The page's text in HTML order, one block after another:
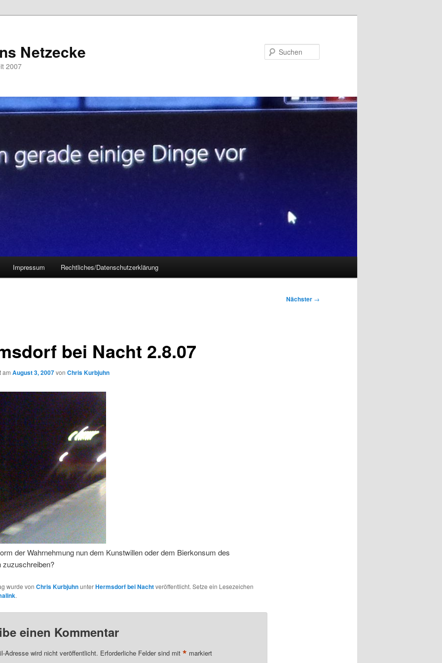
Netzecke
2007
Impressum Rechtliches/Datenschutzerklärung
Nächster →
bei Nacht 2.8.07
am August 3, 2007von Chris Kurbjuhn
der Wahrnehmung nun dem Kunstwillen oder dem Bierkonsum des
zuzuschreiben?
wurde von Chris KurbjuhnunterHermsdorf bei Nachtveröffentlicht. Setze ein Lesezeichen
.
einen Kommentar
Adresse wird nicht veröffentlicht. Erforderliche Felder sind mit * markiert